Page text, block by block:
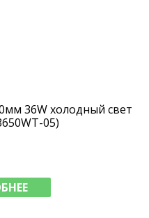
36W холодный свет
05)